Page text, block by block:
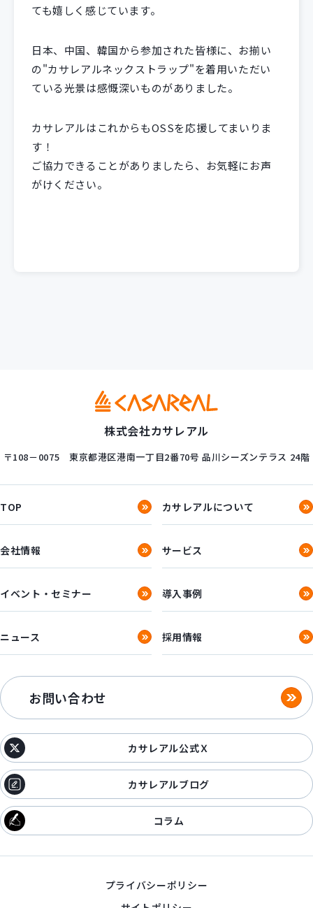
ても嬉しく感じています。
日本、中国、韓国から参加された皆様に、お揃い
の"カサレアルネックストラップ"を着用いただい
ている光景は感慨深いものがありました。
カサレアルはこれからもOSSを応援してまいりま
す！
ご協力できることがありましたら、お気軽にお声
がけください。
株式会社カサレアル
〒108－0075 東京都港区港南一丁目2番70号 品川シーズンテラス 24階
TOP カサレアルについて
会社情報 サービス
イベント・セミナー 導入事例
ニュース 採用情報
お問い合わせ
カサレアル公式Ｘ
カサレアルブログ
コラム
プライバシーポリシー